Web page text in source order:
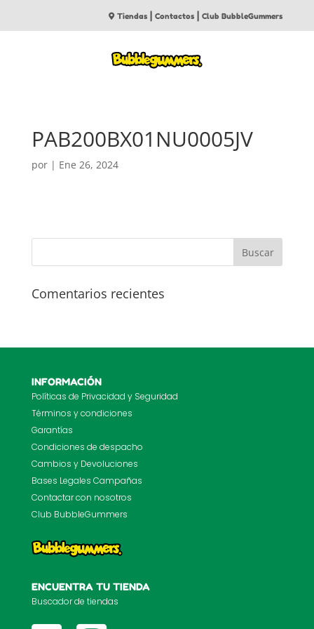
Tiendas |Contactos |Club BubbleGummers
PAB200BX01NU0005JV
por | Ene 26, 2024
Comentarios recientes
INFORMACIÓN
Políticas de Privacidad y Seguridad
Términos y condiciones
Garantías
Condiciones de despacho
Cambios y Devoluciones
Bases Legales Campañas
Contactar con nosotros
Club BubbleGummers
ENCUENTRA TU TIENDA
Buscador de tiendas